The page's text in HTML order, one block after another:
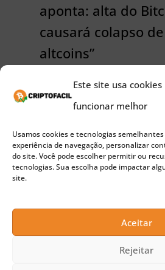
Este site usa cookies
funcionar melhor
Usamos cookies e tecnologias
experiência de navegação, personalizar
do site. Você pode escolher permitir ou
tecnologias. Sua escolha pode impactar
site.
Aceitar
Rejeitar
aponta: alta do
causará colapso
altcoins”
Pingback:
colapso de
de BTC na Binance e XRP vai
em 2021 – Bitcoin News
Pingback:Exchange brasileira
acessível ao investidor do